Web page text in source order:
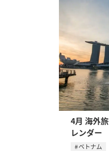
4月 海外
レンダー
ベトナム